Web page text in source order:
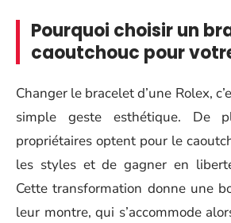
Pourquoi choisir un
caoutchouc pour
Changer le bracelet d’une Rolex,
simple geste esthétique. De
propriétaires optent pour le
les styles et de gagner en
Cette transformation donne une
leur montre, qui s’accommode